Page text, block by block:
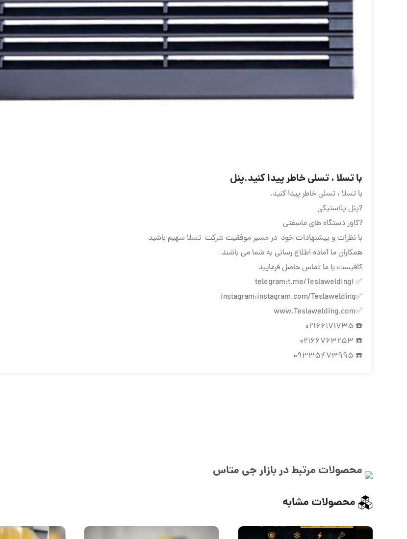
با تسلا ، تسلی خاطر پیدا کنید.پنل
با تسلا ، تسلی خاطر پیدا کنید.
?پنل پلاستیکی
?کاور دستگاه های ماسفتی
با نظرات و پیشنهادات خود در مسیر موفقیت شرکت تسلا سهیم باشید
همکاران ما آماده اطلاع رسانی به شما می باشند
کافیست با ما تماس حاصل فرمایید
✅ telegram:t.me/Teslawelding1
✅instagram:instagram.com/Teslawelding
✅www.Teslawelding.com
☎️ 02166171735
☎️ 02166763253
☎️ 09335473995
محصولات مرتبط در بازارجی متاس
محصولات مشابه